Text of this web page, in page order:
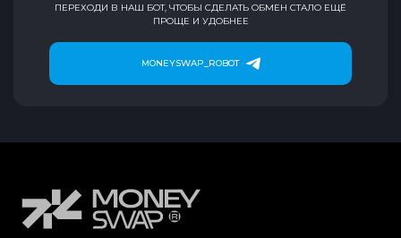
ПЕРЕХОДИ В НАШ БОТ, ЧТОБЫ СДЕЛАТЬ ОБМЕН СТАЛО ЕЩЁ
ПРОЩЕ И УДОБНЕЕ
MONEYSWAP_ROBOT